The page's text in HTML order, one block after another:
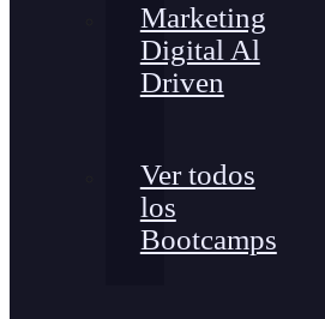
Marketing
Digital Al
Driven
Ver todos
los
Bootcamps